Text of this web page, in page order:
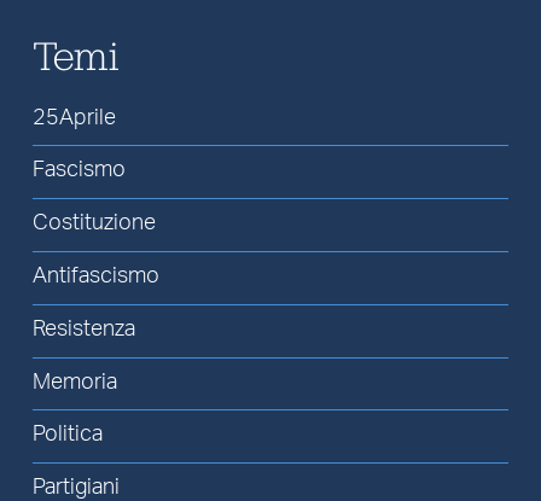
Temi
25Aprile
Fascismo
Costituzione
Antifascismo
Resistenza
Memoria
Politica
Partigiani